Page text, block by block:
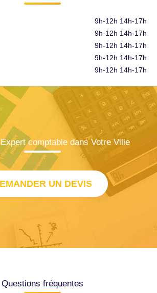
9h-12h 14h-17h
9h-12h 14h-17h
9h-12h 14h-17h
9h-12h 14h-17h
9h-12h 14h-17h
comptable dans Votre Ville
UN DEVIS
Questions fréquentes